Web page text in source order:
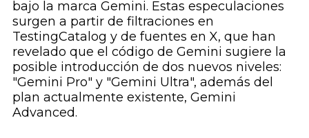
bajo la marca Gemini. Estas especulaciones
surgen a partir de filtraciones en
TestingCatalog y de fuentes en X, que han
revelado que el código de Gemini sugiere la
posible introducción de dos nuevos niveles:
"Gemini Pro" y "Gemini Ultra", además del
plan actualmente existente, Gemini
Advanced.